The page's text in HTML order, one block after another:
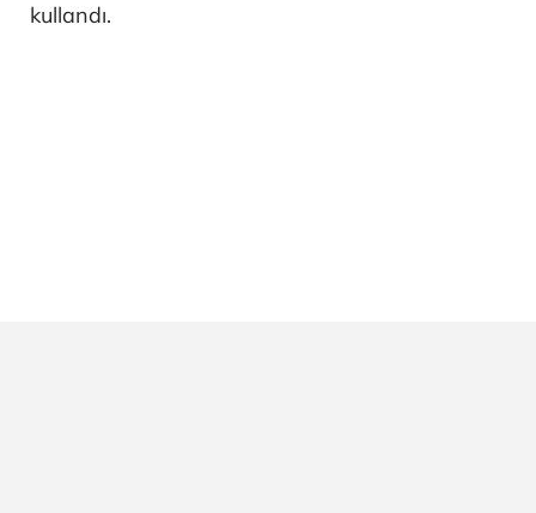
kullandı.